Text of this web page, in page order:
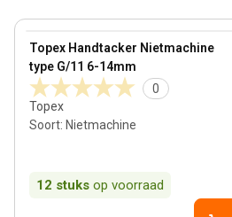
Topex Handtacker Nietmachine
type G/11 6-14mm
0
Topex
Soort: Nietmachine
12 stuks op voorraad
View product